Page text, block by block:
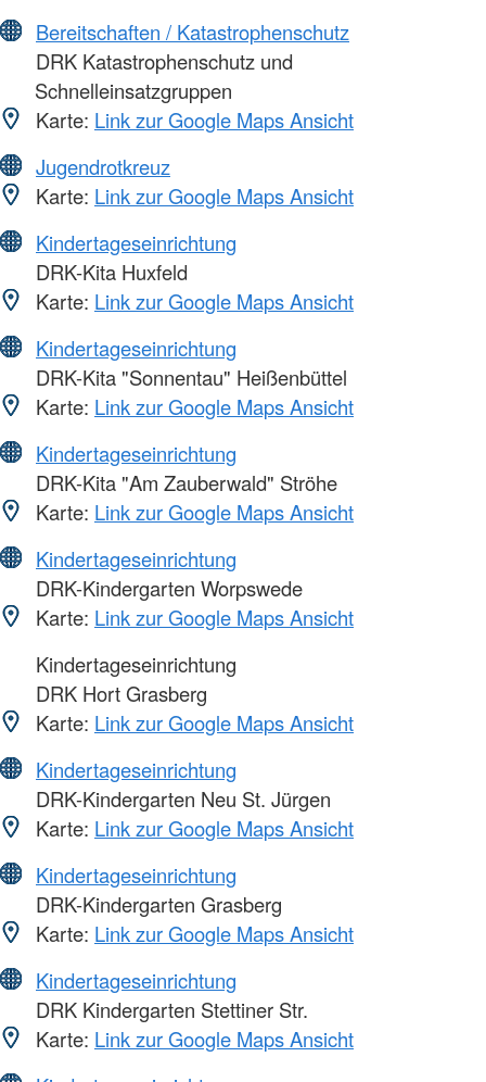
Bereitschaften / Katastrophenschutz
DRK Katastrophenschutz und
Schnelleinsatzgruppen
Karte: Link zur Google Maps Ansicht
Jugendrotkreuz
Karte: Link zur Google Maps Ansicht
Kindertageseinrichtung
DRK-Kita Huxfeld
Karte: Link zur Google Maps Ansicht
Kindertageseinrichtung
DRK-Kita "Sonnentau" Heißenbüttel
Karte: Link zur Google Maps Ansicht
Kindertageseinrichtung
DRK-Kita "Am Zauberwald" Ströhe
Karte: Link zur Google Maps Ansicht
Kindertageseinrichtung
DRK-Kindergarten Worpswede
Karte: Link zur Google Maps Ansicht
Kindertageseinrichtung
DRK Hort Grasberg
Karte: Link zur Google Maps Ansicht
Kindertageseinrichtung
DRK-Kindergarten Neu St. Jürgen
Karte: Link zur Google Maps Ansicht
Kindertageseinrichtung
DRK-Kindergarten Grasberg
Karte: Link zur Google Maps Ansicht
Kindertageseinrichtung
DRK Kindergarten Stettiner Str.
Karte: Link zur Google Maps Ansicht